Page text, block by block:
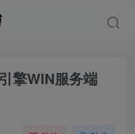
擎WIN服务端